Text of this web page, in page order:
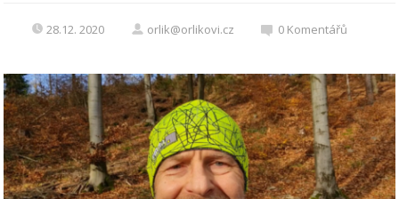
28.12. 2020 orlik@orlikovi.cz 0 Komentářů